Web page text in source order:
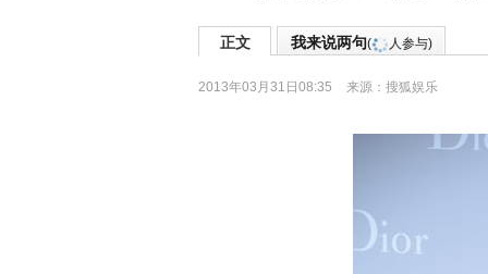
正文 我来说两句( 人参与)
2013年03月31日08:35 来源： 搜狐娱乐